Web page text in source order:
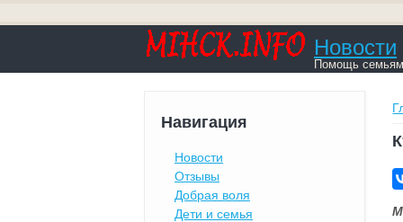
Новости
Помощь
Навигация
Новости
Отзывы
Добрая воля
Дети и семья